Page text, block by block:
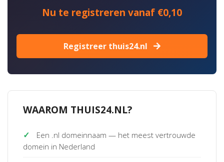
Nu te registreren vanaf €0,10
Registreer thuis24.nl
WAAROM THUIS24.NL?
✓
Een .nl domeinnaam — het meest vertrouwde
domein in Nederland